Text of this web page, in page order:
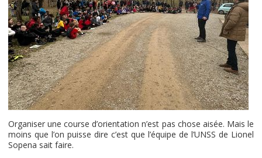
Organiser une course d’orientation n’est pas chose aisée. Mais le
moins que l’on puisse dire c’est que l’équipe de l’UNSS de Lionel
Sopena sait faire.